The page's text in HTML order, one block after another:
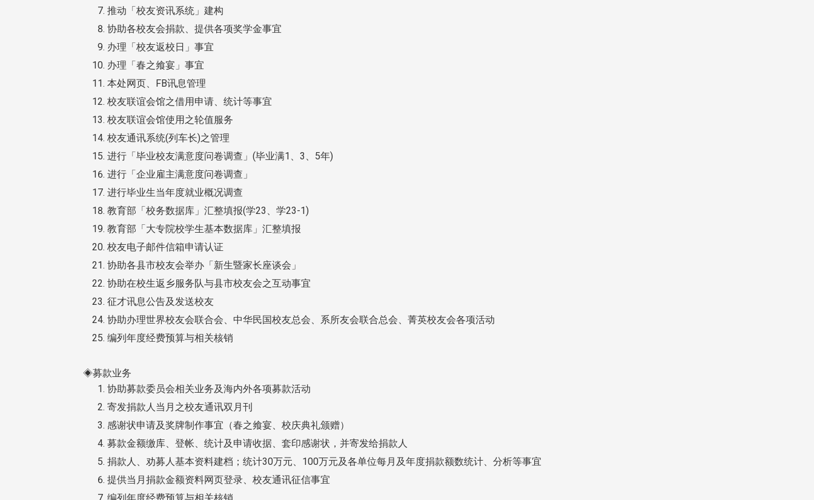
推动「校友资讯系统」建构
协助各校友会捐款、提供各项奖学金事宜
办理「校友返校日」事宜
办理「春之飨宴」事宜
本处网页、FB讯息管理
校友联谊会馆之借用申请、统计等事宜
校友联谊会馆使用之轮值服务
校友通讯系统(列车长)之管理
进行「毕业校友满意度问卷调查」(毕业满1、3、5年)
进行「企业雇主满意度问卷调查」
进行毕业生当年度就业概况调查
教育部「校务数据库」汇整填报(学23、学23-1)
教育部「大专院校学生基本数据库」汇整填报
校友电子邮件信箱申请认证
协助各县市校友会举办「新生暨家长座谈会」
协助在校生返乡服务队与县市校友会之互动事宜
征才讯息公告及发送校友
协助办理世界校友会联合会、中华民国校友总会、系所友会联合总会、菁英校友会各项活动
编列年度经费预算与相关核销
◈募款业务
协助募款委员会相关业务及海内外各项募款活动
寄发捐款人当月之校友通讯双月刊
感谢状申请及奖牌制作事宜（春之飨宴、校庆典礼颁赠）
募款金额缴库、登帐、统计及申请收据、套印感谢状，并寄发给捐款人
捐款人、劝募人基本资料建档；统计30万元、100万元及各单位每月及年度捐款额数统计、分析等事宜
提供当月捐款金额资料网页登录、校友通讯征信事宜